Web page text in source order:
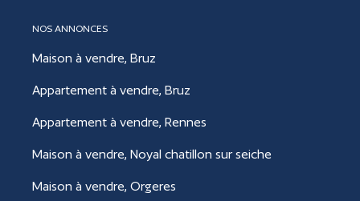
NOS ANNONCES
Maison à vendre, Bruz
Appartement à vendre, Bruz
Appartement à vendre, Rennes
Maison à vendre, Noyal chatillon sur seiche
Maison à vendre, Orgeres